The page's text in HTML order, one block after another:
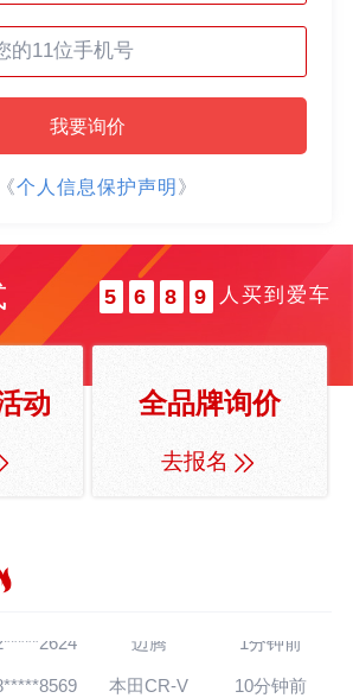
我要询价
个人信息保护声明 》
0
2
4
5
0
3
5
6
9
0
2
5
8
1
3
9
人买到爱车
动 全品牌询价
去报名
迈腾 1分钟前
本田CR-V 10分钟前